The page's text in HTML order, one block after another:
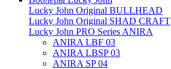
Lucky John Original BULLHEAD
Lucky John Original SHAD CRAFT
Lucky John PRO Series ANIRA
ANIRA LBF 03
ANIRA LBSP 03
ANIRA SP 04